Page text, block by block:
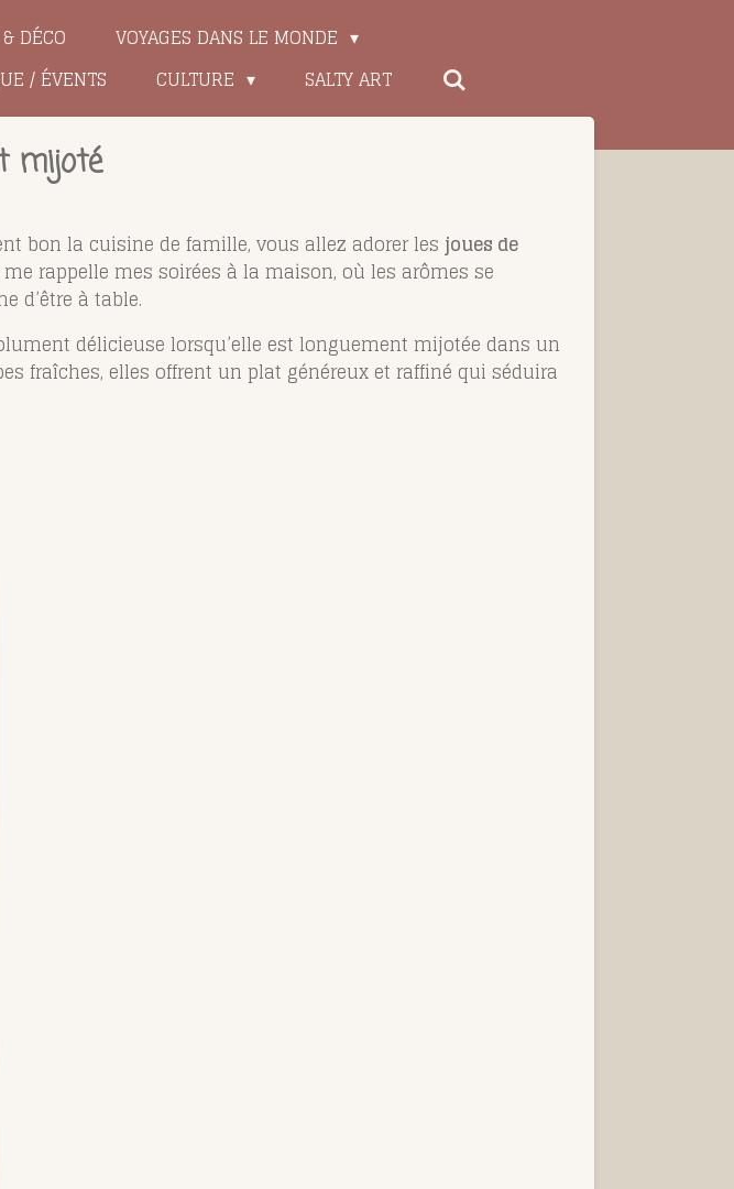
DÉCO
VOYAGES DANS LE MONDE
/ ÉVENTS CULTURE SALTY ART
mijoté
bon la cuisine de famille, vous allez adorer les joues de
rappelle mes soirées à la maison, où les arômes se
d’être à table.
délicieuse lorsqu’elle est longuement mijotée dans un
fraîches, elles offrent un plat généreux et raffiné qui séduira